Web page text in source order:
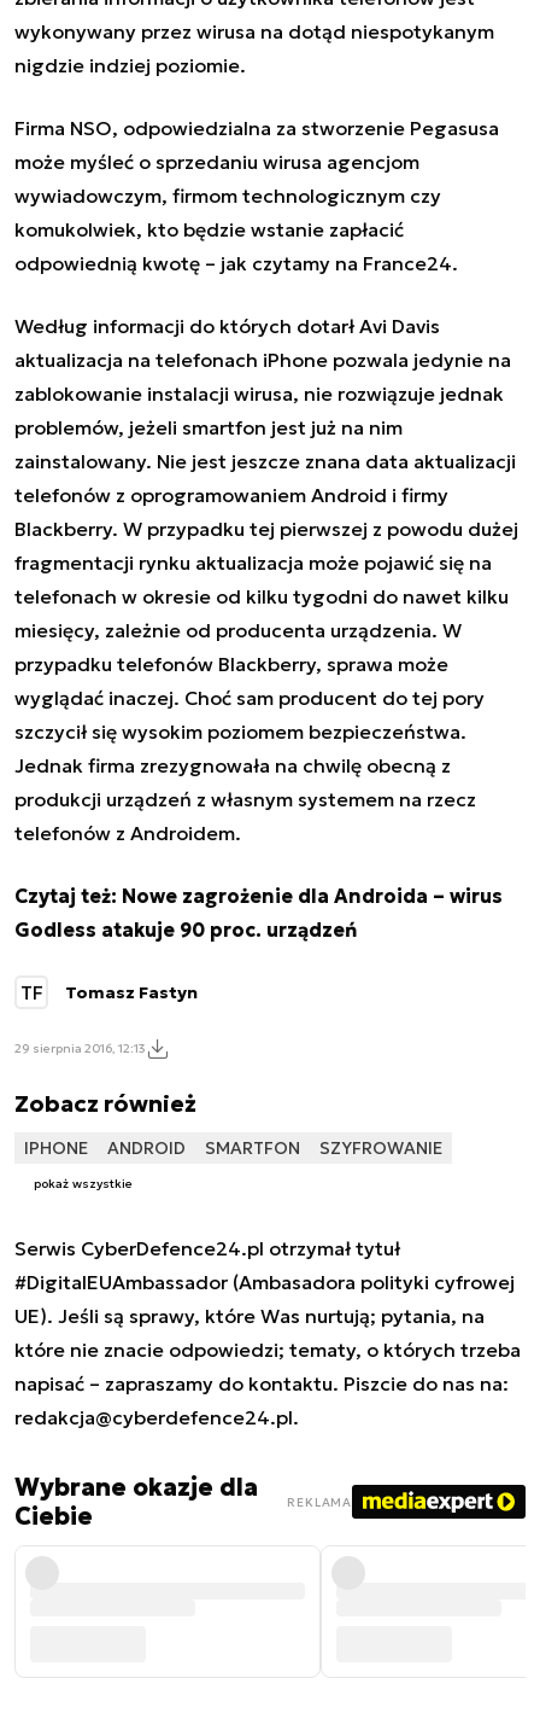
wykonywany przez wirusa na dotąd niespotykanym
nigdzie indziej poziomie.
Firma NSO, odpowiedzialna za stworzenie Pegasusa
może myśleć o sprzedaniu wirusa agencjom
wywiadowczym, firmom technologicznym czy
komukolwiek, kto będzie wstanie zapłacić
odpowiednią kwotę – jak czytamy na France24.
Według informacji do których dotarł Avi Davis
aktualizacja na telefonach iPhone pozwala jedynie na
zablokowanie instalacji wirusa, nie rozwiązuje jednak
problemów, jeżeli smartfon jest już na nim
zainstalowany. Nie jest jeszcze znana data aktualizacji
telefonów z oprogramowaniem Android i firmy
Blackberry. W przypadku tej pierwszej z powodu dużej
fragmentacji rynku aktualizacja może pojawić się na
telefonach w okresie od kilku tygodni do nawet kilku
miesięcy, zależnie od producenta urządzenia. W
przypadku telefonów Blackberry, sprawa może
wyglądać inaczej. Choć sam producent do tej pory
szczycił się wysokim poziomem bezpieczeństwa.
Jednak firma zrezygnowała na chwilę obecną z
produkcji urządzeń z własnym systemem na rzecz
telefonów z Androidem.
Czytaj też: Nowe zagrożenie dla Androida – wirus
Godless atakuje 90 proc. urządzeń
TF Tomasz Fastyn
29 sierpnia 2016, 12:13
Zobacz również
IPHONE ANDROID SMARTFON SZYFROWANIE
pokaż wszystkie
Serwis CyberDefence24.pl otrzymał tytuł
#DigitalEUAmbassador (Ambasadora polityki cyfrowej
UE). Jeśli są sprawy, które Was nurtują; pytania, na
które nie znacie odpowiedzi; tematy, o których trzeba
napisać – zapraszamy do kontaktu. Piszcie do nas na:
redakcja@cyberdefence24.pl.
Wybrane okazje dla
Ciebie
REKLAMA